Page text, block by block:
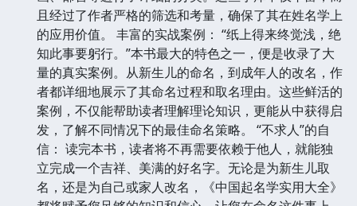
且经过了作者严格的筛选和考量，确保了其在姓名学上
的应用价值。 丰富的实战案例： “纸上得来终觉浅，绝
知此事要躬行。”本书最大的特色之一，便是收录了大
量的真实案例。从新生儿的命名，到成年人的改名，作
者都详细地展示了其命名过程和取名理由。这些鲜活的
案例，不仅能帮助读者理解理论知识，更能从中获得启
发，了解不同情况下的最佳命名策略。 “不求人”的自
信： 读完本书，读者将不再需要依赖于他人，就能独
立完成一个吉祥、美满的好名字。无论是为新生儿取
名，还是为自己或家人改名，《中国起名学实用大全》